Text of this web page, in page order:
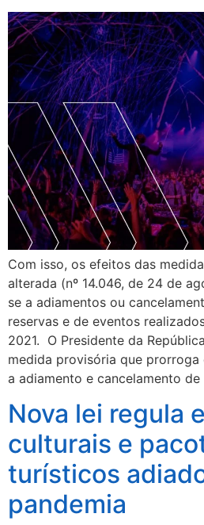
Com isso, os efeitos das
alterada (nº 14.046, de 24 de
se a adiamentos ou
reservas e de eventos
2021. O Presidente da
medida provisória que
a adiamento e cancelamento
Nova lei regula
culturais e
turísticos
pandemia